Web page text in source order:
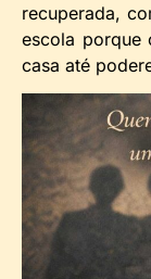
recuperada,
escola porque
casa até